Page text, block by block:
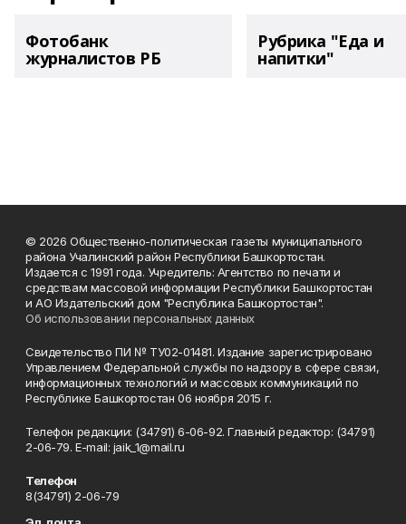
Фотобанк
журналистов РБ
Рубрика "Еда и
напитки"
© 2026 Общественно-политическая газеты муниципального
района Учалинский район Республики Башкортостан.
Издается с 1991 года. Учредитель: Агентство по печати и
средствам массовой информации Республики Башкортостан
и АО Издательский дом "Республика Башкортостан".
Об использовании персональных данных
Свидетельство ПИ № ТУ02-01481. Издание зарегистрировано
Управлением Федеральной службы по надзору в сфере связи,
информационных технологий и массовых коммуникаций по
Республике Башкортостан 06 ноября 2015 г.
Телефон редакции: (34791) 6-06-92. Главный редактор: (34791)
2-06-79. Е-mаil: jaik_1@mail.ru
Телефон
8(34791) 2-06-79